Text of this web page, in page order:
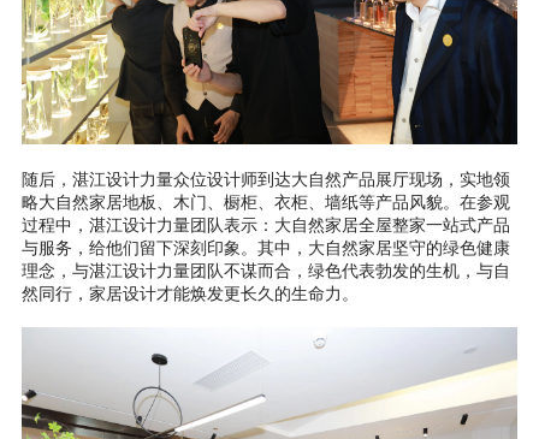
随后，湛江设计力量众位设计师到达大自然产品展厅现场，实地领
略大自然家居地板、木门、橱柜、衣柜、墙纸等产品风貌。在参观
过程中，湛江设计力量团队表示：大自然家居全屋整家一站式产品
与服务，给他们留下深刻印象。其中，大自然家居坚守的绿色健康
理念，与湛江设计力量团队不谋而合，绿色代表勃发的生机，与自
然同行，家居设计才能焕发更长久的生命力。